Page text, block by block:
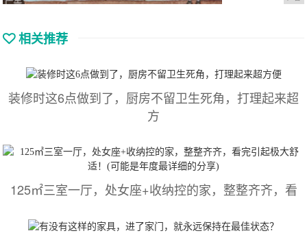
相关推荐
装修时这6点做到了，厨房不留卫生死角，打理起来超
方
125㎡三室一厅，处女座+收纳控的家，整整齐齐，看